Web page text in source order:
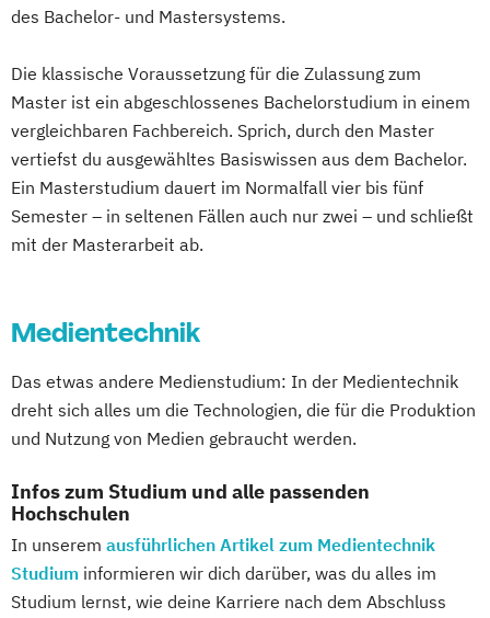
des Bachelor- und Mastersystems.
Die klassische Voraussetzung für die Zulassung zum
Master ist ein abgeschlossenes Bachelorstudium in einem
vergleichbaren Fachbereich. Sprich, durch den Master
vertiefst du ausgewähltes Basiswissen aus dem Bachelor.
Ein Masterstudium dauert im Normalfall vier bis fünf
Semester – in seltenen Fällen auch nur zwei – und schließt
mit der Masterarbeit ab.
Medientechnik
Das etwas andere Medienstudium: In der Medientechnik
dreht sich alles um die Technologien, die für die Produktion
und Nutzung von Medien gebraucht werden.
Infos zum Studium und alle passenden
Hochschulen
In unserem ausführlichen Artikel zum Medientechnik
Studium informieren wir dich darüber, was du alles im
Studium lernst, wie deine Karriere nach dem Abschluss